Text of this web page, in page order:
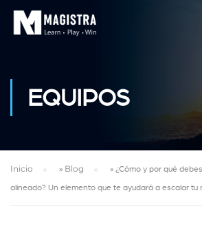
EQUIPOS
Inicio » Blog » ¿Cómo y por qué
alineado? Un elemento que te ayudará a escalar tu